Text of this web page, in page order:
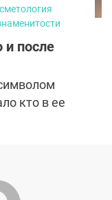
после
кто в ее